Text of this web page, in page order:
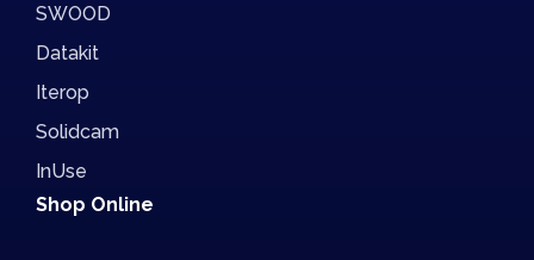
SWOOD
Datakit
Iterop
Solidcam
InUse
Shop Online